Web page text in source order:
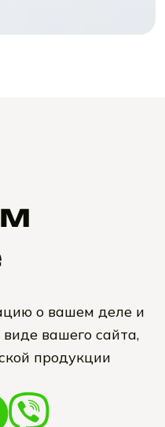
о вашем деле и
вашего сайта,
продукции